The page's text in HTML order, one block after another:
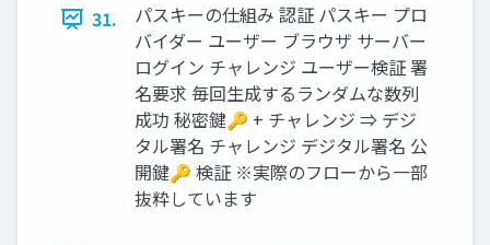
31.
パスキーの仕組み 認証 パスキー プロ
バイダー ユーザー ブラウザ サーバー
ログイン チャレンジ ユーザー検証 署
名要求 毎回生成するランダムな数列
成功 秘密鍵🔑 + チャレンジ ⇒ デジ
タル署名 チャレンジ デジタル署名 公
開鍵🔑 検証 ※実際のフローから一部
抜粋しています